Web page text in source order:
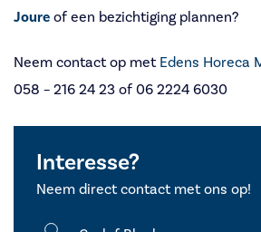
Joure of een bezichtiging plannen?
Neem contact op met Edens Horeca
058 – 216 24 23 of 06 2224 6030
Interesse?
Neem direct contact met ons op!